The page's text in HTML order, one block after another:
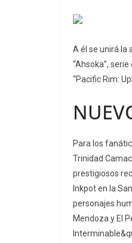
A él se unirá la
“Ahsoka”,
“Pacific Rim:
Para los
Trinidad
prestigiosos
Inkpot en la
personajes
Mendoza y El